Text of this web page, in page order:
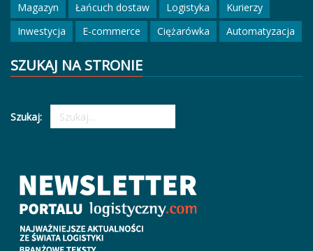
Magazyn
Łańcuch dostaw Logistyka
Kurierzy
Inwestycja
E-commerce Ciężarówka Automatyzacja
SZUKAJ NA STRONIE
Szukaj: